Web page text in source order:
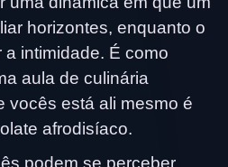
horizontes, enquanto o
intimidade. É como
aula de culinária
vocês está ali mesmo é
afrodisíaco.
podem se perceber